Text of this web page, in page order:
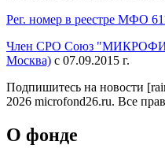
Рег. номер в реестре МФО
Член СРО Союз
Москва) с 07.09.2015 г.
Подпишитесь на новости
2026 microfond26.ru. Все
О фонде